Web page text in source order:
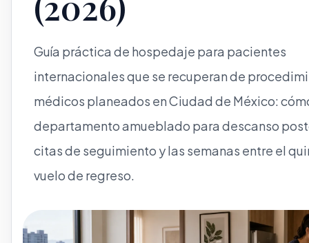
Guía práctica de hospedaje para pacientes
internacionales que se recuperan de
médicos planeados en Ciudad de México:
departamento amueblado para descanso
citas de seguimiento y las semanas entre el
vuelo de regreso.